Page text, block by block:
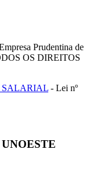
Prudentina de
OS DIREITOS
SALARIAL - Lei nº